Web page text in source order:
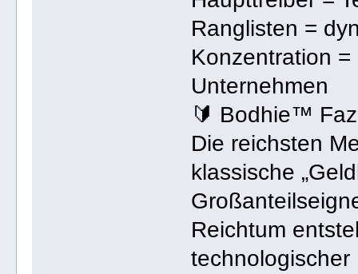
Ranglisten =
Konzentration
Unternehmen
🔰 Bodhie™
Die reichsten
klassische
Reichtum